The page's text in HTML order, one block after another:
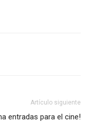
Artículo siguiente
entradas para el cine!